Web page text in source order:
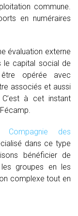
commune.
en numéraires
évaluation externe
le capital social de
être opérée avec
associés et aussi
à cet instant
Compagnie des
dans ce type
bénéficier de
groupes en les
complexe tout en